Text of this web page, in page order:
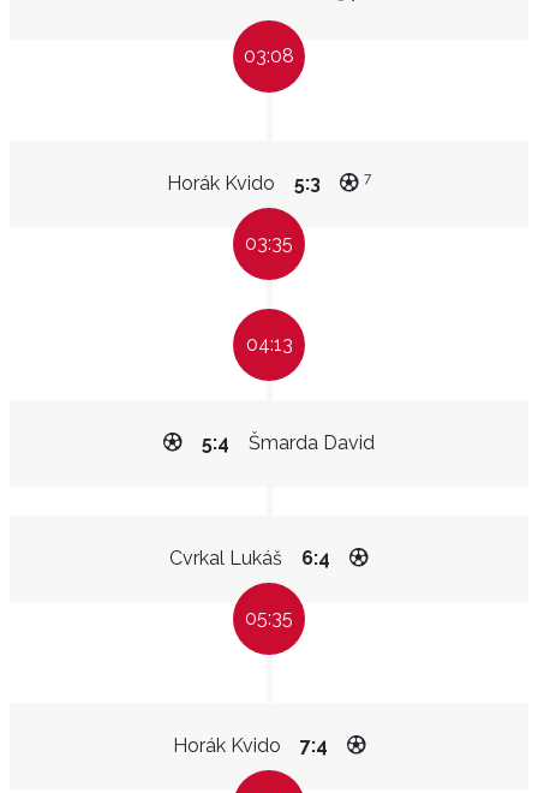
03:08
Horák Kvido 5:3 7
03:35
04:13
Šmarda David
5:4
Cvrkal Lukáš 6:4
05:35
Horák Kvido 7:4